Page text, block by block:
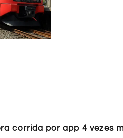
corrida por app 4 vezes